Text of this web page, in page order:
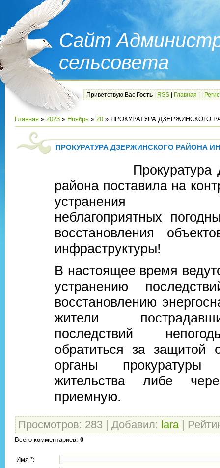
Сайт
сельсовета
Приветствую Вас Гость RSS Главная
Главная » 2023 » Ноябрь » 20 » ПРОКУРАТУРА ДЗЕРЖИНСКОГО
ПРОКУРАТУРА ДЗЕРЖИНСКОГО РАЙОНА
Прокуратура
района поставила на
устранения
неблагоприятных
восстановления
инфраструктуры!
В настоящее время
устранению
восстановлению
жители
последствий
обратиться за защитой
органы
жительства либе
приемную.
Просмотров: 283 Добавил: lara
Всего комментариев: 0
Имя *: